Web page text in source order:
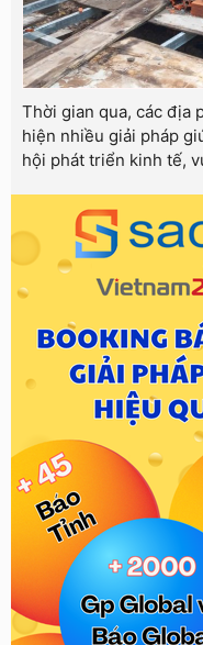
Thời gian qua, các địa
hiện nhiều giải pháp
hội phát triển kinh tế,